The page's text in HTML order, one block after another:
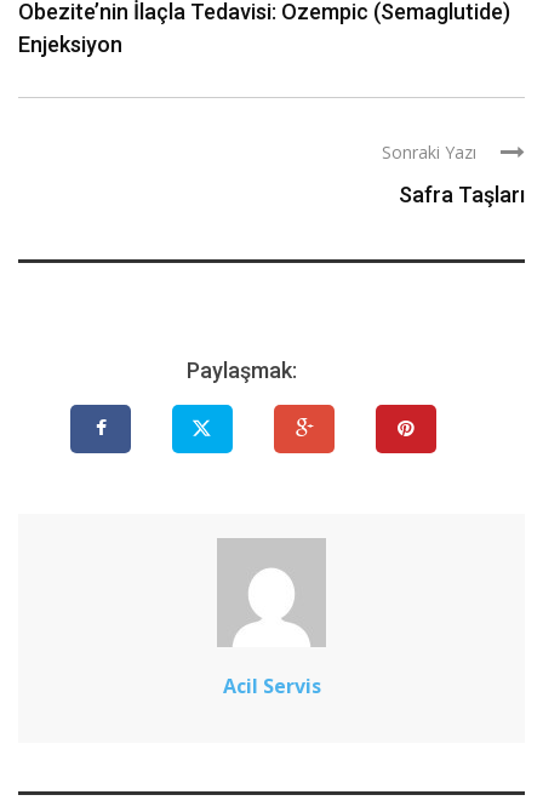
Obezite’nin İlaçla Tedavisi: Ozempic (Semaglutide)
Enjeksiyon
Sonraki Yazı
Safra Taşları
Paylaşmak:
Acil Servis